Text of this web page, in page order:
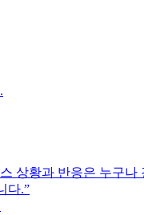
상황과 반응은 누구
다.”